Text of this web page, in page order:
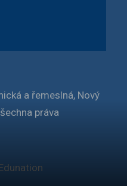
a řemeslná, Nový
práva